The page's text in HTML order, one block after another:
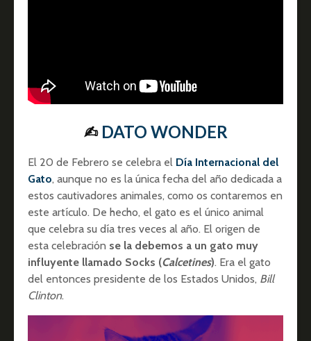
✍︎ DATO WONDER
El 20 de Febrero se celebra el Día Internacional del
Gato, aunque no es la única fecha del año dedicada a
estos cautivadores animales, como os contaremos en
este artículo. De hecho, el gato es el único animal
que celebra su día tres veces al año. El origen de
esta celebración se la debemos a un gato muy
influyente llamado Socks (Calcetines). Era el gato
del entonces presidente de los Estados Unidos, Bill
Clinton.